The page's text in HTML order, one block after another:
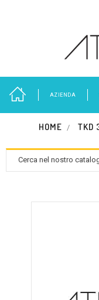
AZIENDA
HOME TKD